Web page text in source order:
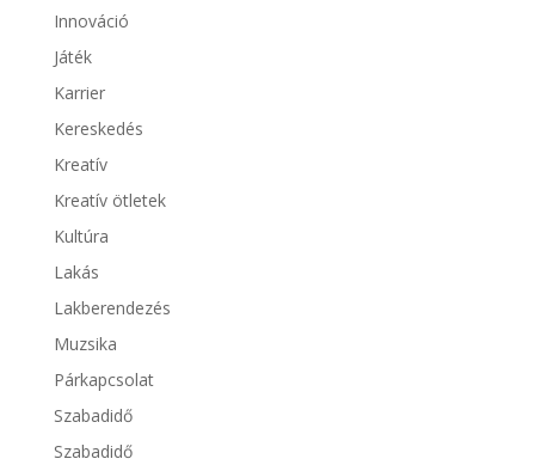
Innováció
Játék
Karrier
Kereskedés
Kreatív
Kreatív ötletek
Kultúra
Lakás
Lakberendezés
Muzsika
Párkapcsolat
Szabadidő
Szabadidő